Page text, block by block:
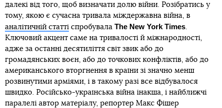
далекі від того, щоб визначати долю війни. Розібратись у
тому, якою є сучасна тривала міждержавна війна, в
аналітичній статті спробувала The New York Times.
Ключовий акцент саме на тривалості й міжнародності,
адже за останні десятиліття світ звик або до
громадянських воєн, або до точкових конфліктів, або до
американського вторгнення в країни зі значно менш
розвинутими арміями, і в такому разі все відбувалося
швидко. Російсько-українська війна інакша, і найближчі
паралелі автор матеріалу, репортер Макс Фішер